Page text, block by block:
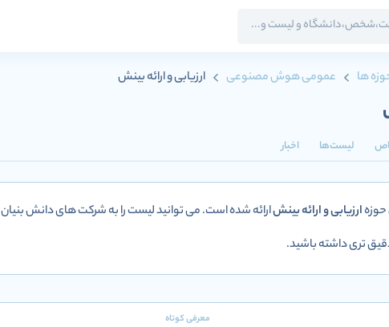
ها عمومی هوش مصنوعی ارزیابی و ارائه بینش
لیست‌ها اخبار
ارزیابی و ارائه بینشارائه شده است. می توانید لیست را به شرکت های دانش بنیان
تری داشته باشید.
معرفی کوتاه